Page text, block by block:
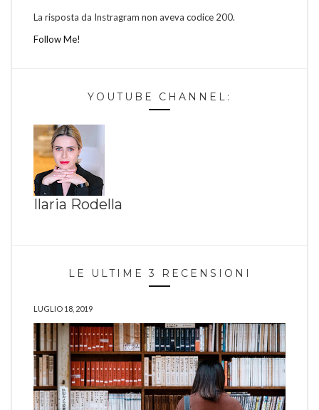
La risposta da Instragram non aveva codice 200.
Follow Me!
YOUTUBE CHANNEL:
Ilaria Rodella
LE ULTIME 3 RECENSIONI
LUGLIO 18, 2019